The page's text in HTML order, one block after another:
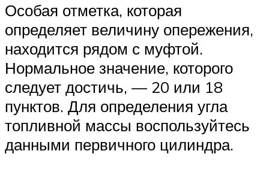
Особая отметка, которая
определяет величину опережения,
находится рядом с муфтой.
Нормальное значение, которого
следует достичь, — 20 или 18
пунктов. Для определения угла
топливной массы воспользуйтесь
данными первичного цилиндра.